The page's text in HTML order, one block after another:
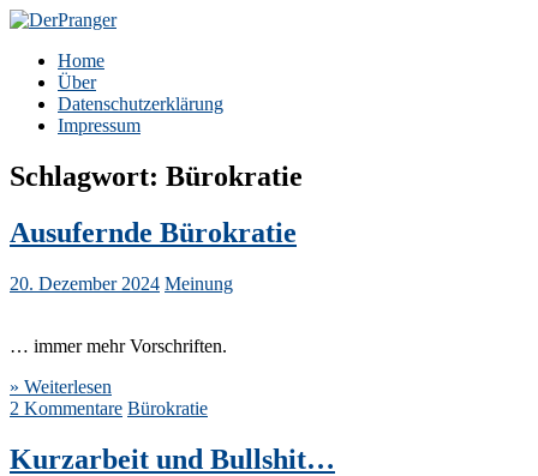
Zum
springen
DerPranger
Finanzen, Freiheit, Prangerei
Home
Über
Datenschutzerklärung
Impressum
Schlagwort: Bürokratie
Ausufernde Bürokratie
20. Dezember 2024 Meinung
… immer mehr Vorschriften.
» Weiterlesen
2 Kommentare Bürokratie
Kurzarbeit und Bullshit…